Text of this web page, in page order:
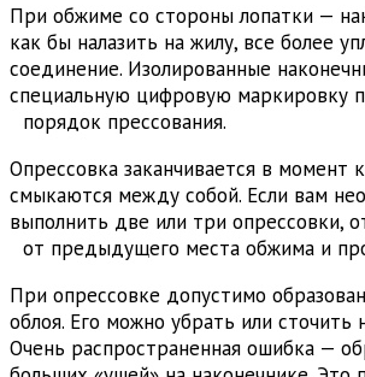
При обжиме со стороны лопатки —
как бы налазить на жилу, все более
соединение. Изолированные
специальную цифровую маркировку
порядок прессования.
Опрессовка заканчивается в момент
смыкаются между собой. Если вам
выполнить две или три опрессовки,
от предыдущего места обжима и
При опрессовке допустимо
облоя. Его можно убрать или сточить
Очень распространенная ошибка —